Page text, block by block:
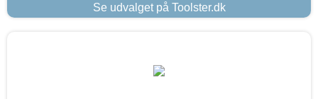
Se udvalget på Toolster.dk